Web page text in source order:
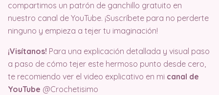
compartimos un patrón de ganchillo gratuito en
nuestro canal de YouTube. ¡Suscríbete para no perderte
ninguno y empieza a tejer tu imaginación!
¡Visítanos! Para una explicación detallada y visual paso
a paso de cómo tejer este hermoso punto desde cero,
te recomiendo ver el video explicativo en mi canal de
YouTube @Crochetisimo